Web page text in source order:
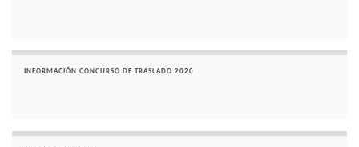
INFORMACIÓN CONCURSO DE TRASLADO 2020